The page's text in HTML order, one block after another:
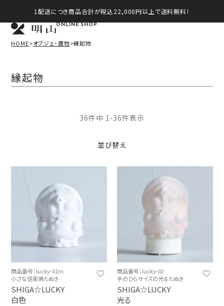
1配送につき商品合計が税込22,000円以上で送料無料！
ONLINE SHOP
HOME オブジェ・置物 縁起物
縁起物
並び替え
36件中 1 -36件表示
商品番号：lucky-01m
小さな信楽焼たぬき
SHIGA☆LUCKY
白色
商品番号：lucky-02
手のひらサイズの光るたぬき
SHIGA☆LUCKY
光る